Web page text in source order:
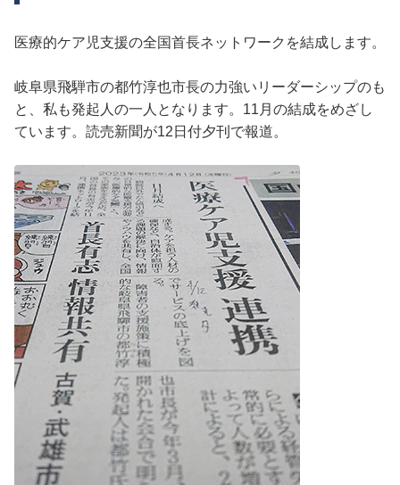
医療的ケア児支援の全国首長ネットワークを結成します。
岐阜県飛騨市の都竹淳也市長の力強いリーダーシップのも
と、私も発起人の一人となります。11月の結成をめざし
ています。読売新聞が12日付夕刊で報道。